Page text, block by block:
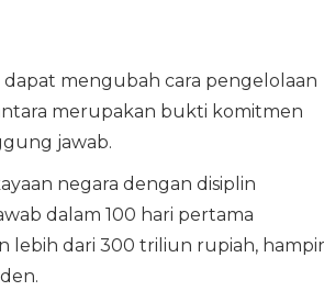
mengubah cara pengelolaan
merupakan bukti komitmen
jawab.
negara dengan disiplin
dalam 100 hari pertama
lebih dari 300 triliun rupiah, hampir